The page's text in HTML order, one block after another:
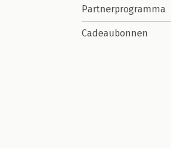
Partnerprogramma
Cadeaubonnen